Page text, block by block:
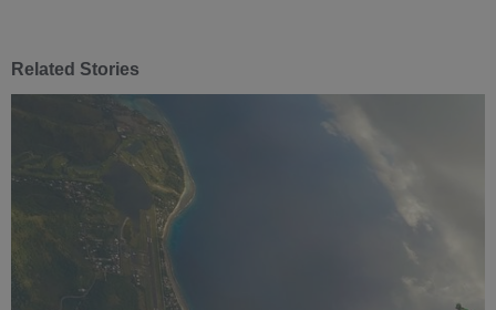
Related Stories